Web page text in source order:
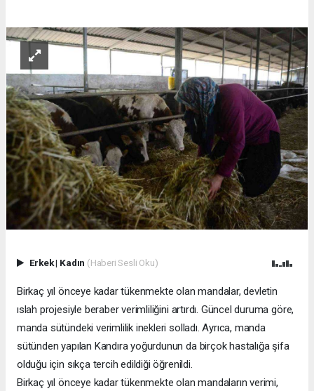
Erkek| Kadın (Haberi Sesli Oku)
Birkaç yıl önceye kadar tükenmekte olan mandalar, devletin
ıslah projesiyle beraber verimliliğini artırdı. Güncel duruma göre,
manda sütündeki verimlilik inekleri solladı. Ayrıca, manda
sütünden yapılan Kandıra yoğurdunun da birçok hastalığa şifa
olduğu için sıkça tercih edildiği öğrenildi.
Birkaç yıl önceye kadar tükenmekte olan mandaların verimi,